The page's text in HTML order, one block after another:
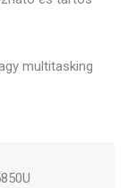
multitasking